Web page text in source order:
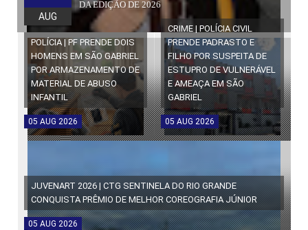
DA EDIÇÃO DE 2026
AUG
POLÍCIA | PF PRENDE DOIS
HOMENS EM SÃO GABRIEL
POR ARMAZENAMENTO DE
MATERIAL DE ABUSO
INFANTIL
05 AUG 2026
CRIME | POLÍCIA CIVIL
PRENDE PADRASTO E
FILHO POR SUSPEITA DE
ESTUPRO DE VULNERÁVEL
E AMEAÇA EM SÃO
GABRIEL
05 AUG 2026
JUVENART 2026 | CTG SENTINELA DO RIO GRANDE
CONQUISTA PRÊMIO DE MELHOR COREOGRAFIA JÚNIOR
05 AUG 2026